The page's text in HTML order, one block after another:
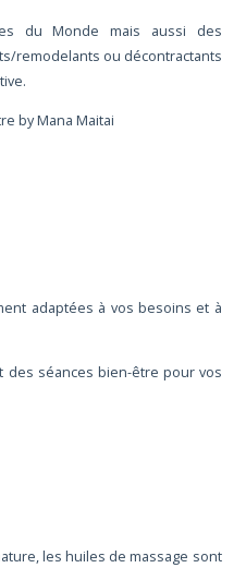
du Monde mais aussi des
remodelants ou décontractants
by Mana Maitai
adaptées à vos besoins et à
des séances bien-être pour vos
les huiles de massage sont